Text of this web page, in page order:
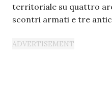
territoriale su quattro
scontri armati e tre